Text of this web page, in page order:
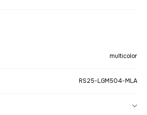
multicolor
RS25-LGM504-MLA